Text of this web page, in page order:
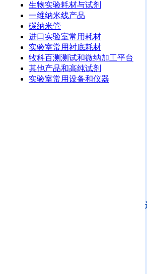
生物实验耗材与试剂
一维纳米线产品
碳纳米管
进口实验室常用耗材
实验室常用衬底耗材
牧科百测测试和微纳加工平台
其他产品和高纯试剂
实验室常用设备和仪器